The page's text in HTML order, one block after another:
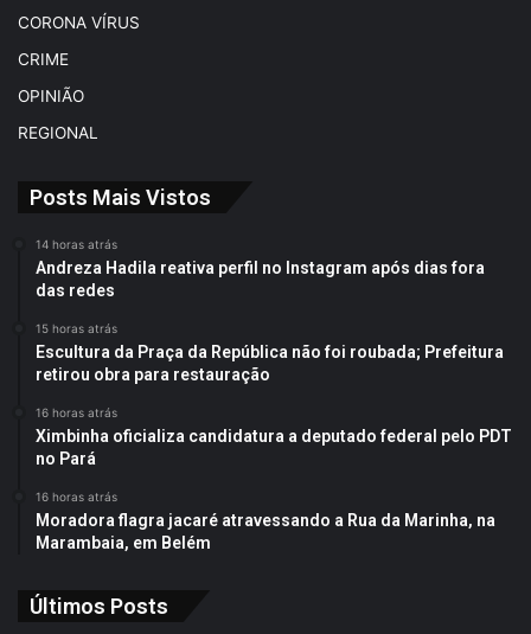
CORONA VÍRUS
CRIME
OPINIÃO
REGIONAL
Posts Mais Vistos
14 horas atrás
Andreza Hadila reativa perfil no Instagram após dias fora
das redes
15 horas atrás
Escultura da Praça da República não foi roubada; Prefeitura
retirou obra para restauração
16 horas atrás
Ximbinha oficializa candidatura a deputado federal pelo PDT
no Pará
16 horas atrás
Moradora flagra jacaré atravessando a Rua da Marinha, na
Marambaia, em Belém
Últimos Posts